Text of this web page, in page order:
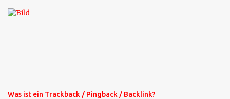
bekommen Sie kostenlos eine weitere Folge. Die Startsequenz ist 16
Was ist ein Trackback / Pingback / Backlink?